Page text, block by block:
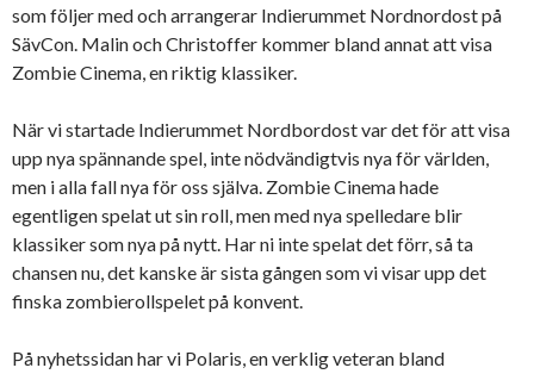
som följer med och arrangerar Indierummet Nordnordost på
SävCon. Malin och Christoffer kommer bland annat att visa
Zombie Cinema, en riktig klassiker.
När vi startade Indierummet Nordbordost var det för att visa
upp nya spännande spel, inte nödvändigtvis nya för världen,
men i alla fall nya för oss själva. Zombie Cinema hade
egentligen spelat ut sin roll, men med nya spelledare blir
klassiker som nya på nytt. Har ni inte spelat det förr, så ta
chansen nu, det kanske är sista gången som vi visar upp det
finska zombierollspelet på konvent.
På nyhetssidan har vi Polaris, en verklig veteran bland